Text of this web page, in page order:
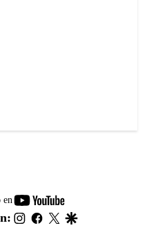
en
youtube-
footer
instagram
facebook
twitter